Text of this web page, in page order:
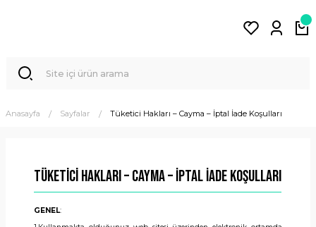
Anasayfa Sayfalar Tüketici Hakları – Cayma – İptal İade Koşulları
Tüketici Hakları – Cayma – İptal İade Koşulları
GENEL: